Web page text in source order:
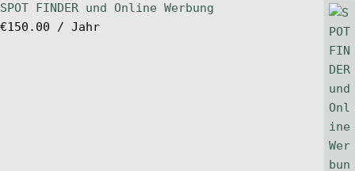
SPOT FINDER und Online Werbung
€150.00 / Jahr